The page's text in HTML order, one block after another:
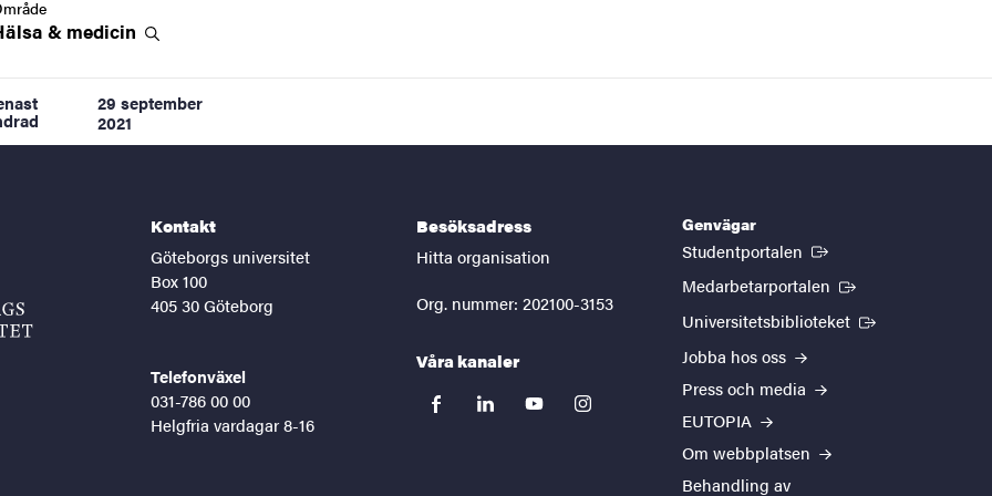
& medicin
29 september
2021
Kontakt
Göteborgs universitet
Box 100
405 30 Göteborg
Telefonväxel
031-786 00 00
Helgfria vardagar 8-16
Besöksadress
Hitta organisation
Org. nummer: 202100-3153
Våra kanaler
facebooklinkedinyoutubeinstagram
Genvägar
Studentportalen (Extern länk)
Medarbetarportalen (Extern länk)
Universitetsbiblioteket (Extern länk)
Jobba hos oss
Press och media
EUTOPIA
Om webbplatsen
Behandling av